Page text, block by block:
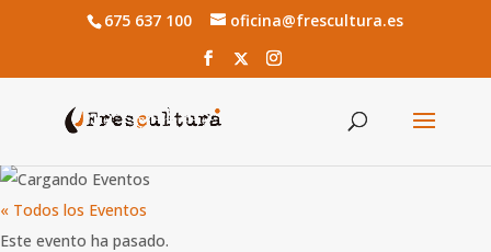
675 637 100 oficina@frescultura.es
« Todos los Eventos
Este evento ha pasado.